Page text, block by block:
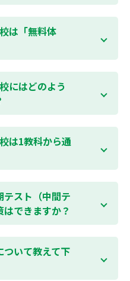
によって変わりますの
合わせください。個別指
のページ
よりお問合わせく
すぐ】にご確認いただけ
は「無料体
体験を受付しておりま
冬休みの講習では「4日
を受けていただくことが
港南台校の無料体験につい
にはどのよう
は、小学生・中学生・高
れ学校のテストの点数ア
っております。その他、
礎学力を身につけるDOJO
い。
は1教科から通
講いただけます。自分から
に最初は1から2教科での
。まずはお気軽にご相談
ら
スト（中間テ
できますか？
進度やテスト範囲にあわ
定期テスト対策に繋がり
に自分の予定にあわせ
できます。 受講中の科目
いて教えて下